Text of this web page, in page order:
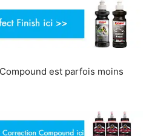
est parfois moins